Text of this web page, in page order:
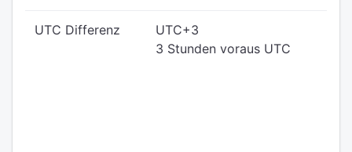
UTC Differenz
UTC+3
3 Stunden voraus UTC